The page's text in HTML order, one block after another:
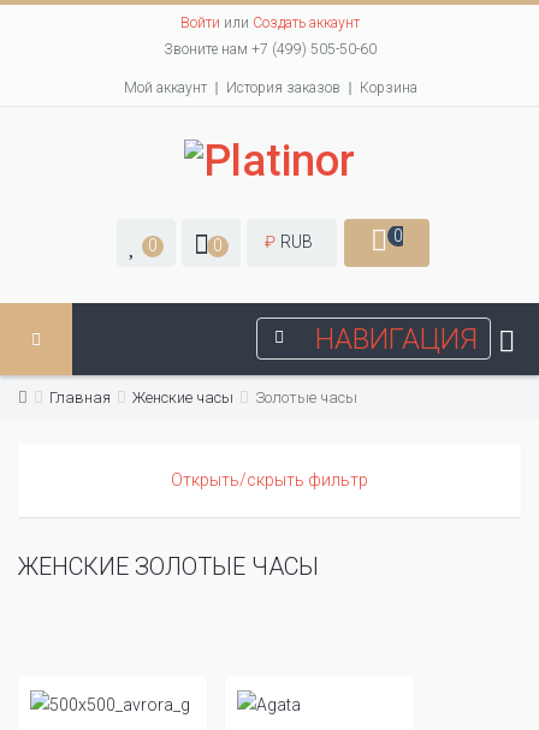
Войти или Создать аккаунт
Звоните нам +7 (499) 505-50-60
Мой аккаунт История заказов Корзина
0 0 ₽ RUB 0
НАВИГАЦИЯ
Главная Женские часы Золотые часы
Открыть/скрыть фильтр
ЖЕНСКИЕ ЗОЛОТЫЕ ЧАСЫ